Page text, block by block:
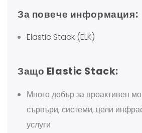
За повече информация:
Elastic Stack (ELK)
Защо Elastic Stack:
Много добър за проактивен
сървъри, системи, цели
услуги